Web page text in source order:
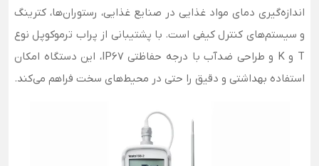
اندازه‌گیری دمای مواد غذایی در صنایع غذایی، رستوران‌ها، کترینگ
و سیستم‌های کنترل کیفی است. با پشتیبانی از پراب ترموکوپل نوع
T و K و طراحی ضدآب با درجه حفاظتی IP67، این دستگاه امکان
استفاده بهداشتی و دقیق را حتی در محیط‌های سخت فراهم می‌کند.